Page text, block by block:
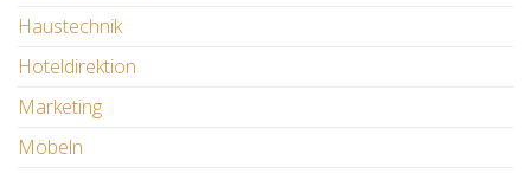
Haustechnik
Hoteldirektion
Marketing
Möbeln